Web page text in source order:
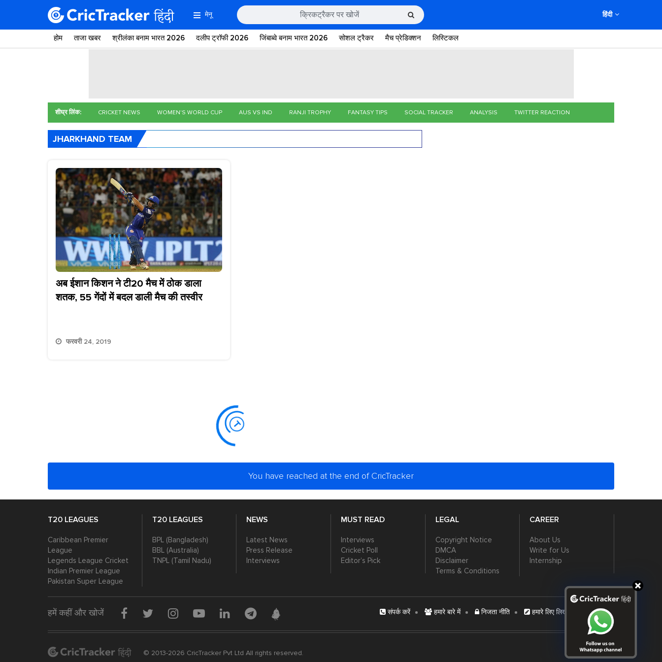
मेनू हिंदी
होम ताजा खबर श्रीलंका बनाम भारत 2026 दलीप ट्रॉफी 2026 जिंबाब्वे बनाम भारत 2026 सोशल ट्रैकर मैच प्रेडिक्शन लिस्टिकल
शीघ्र लिंक: CRICKET NEWS WOMEN'S WORLD CUP AUS VS IND RANJI TROPHY FANTASY TIPS SOCIAL TRACKER ANALYSIS TWITTER REACTION
JHARKHAND TEAM
अब ईशान किशन ने टी20 मैच में ठोक डाला
शतक, 55 गेंदों में बदल डाली मैच की तस्वीर
फरवरी 24, 2019
You have reached at the end of CricTracker
T20 LEAGUES
Caribbean Premier
League
Legends League Cricket
Indian Premier League
Pakistan Super League
T20 LEAGUES
BPL (Bangladesh)
BBL (Australia)
TNPL (Tamil Nadu)
NEWS
Latest News
Press Release
Interviews
MUST READ
Interviews
Cricket Poll
Editor’s Pick
LEGAL
Copyright Notice
DMCA
Disclaimer
Terms & Conditions
CAREER
About Us
Write for Us
Internship
हमें कहीं और खोजें संपर्क करें हमारे बारे में निजता नीति हमारे लिए लिखें विज्ञापन दें
© 2013-2026 CricTracker Pvt Ltd All rights reserved.